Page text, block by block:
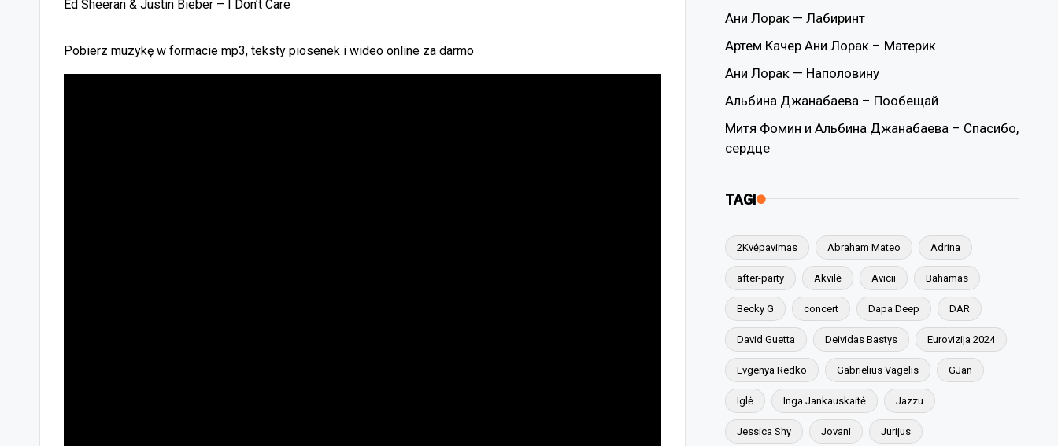
Ed Sheeran & Justin Bieber – I Don’t Care
Pobierz muzykę w formacie mp3, teksty piosenek i wideo online za darmo
Ани Лорак — Лабиринт
Артем Качер Ани Лорак – Материк
Ани Лорак — Наполовину
Альбина Джанабаева – Пообещай
Митя Фомин и Альбина Джанабаева – Спасибо,
сердце
TAGI
2Kvėpavimas Abraham Mateo Adrina
after-party Akvilė Avicii Bahamas
Becky G concert Dapa Deep DAR
David Guetta Deividas Bastys Eurovizija 2024
Evgenya Redko Gabrielius Vagelis GJan
Iglė Inga Jankauskaitė Jazzu
Jessica Shy Jovani Jurijus